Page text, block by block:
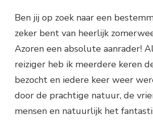
Ben jij op zoek naar een
zeker bent van heerlijk
Azoren een absolute aanrader!
reiziger heb ik meerdere keren
bezocht en iedere keer weer
door de prachtige natuur, de
mensen en natuurlijk het